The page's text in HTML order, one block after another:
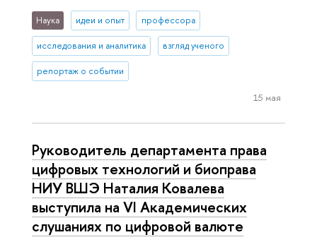
Наука идеи и опыт профессора
исследования и аналитика взгляд ученого
репортаж о событии
15 мая
Руководитель департамента права
цифровых технологий и биоправа
НИУ ВШЭ Наталия Ковалева
выступила на VI Академических
слушаниях по цифровой валюте